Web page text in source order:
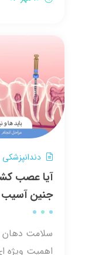
آیا عصب
جنین
سلامت دهان
اهمیت ویژه